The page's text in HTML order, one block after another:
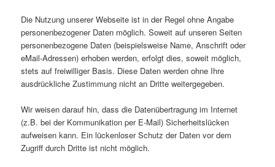
Die Nutzung unserer Webseite ist in der Regel ohne Angabe
personenbezogener Daten möglich. Soweit auf unseren Seiten
personenbezogene Daten (beispielsweise Name, Anschrift oder
eMail-Adressen) erhoben werden, erfolgt dies, soweit möglich,
stets auf freiwilliger Basis. Diese Daten werden ohne Ihre
ausdrückliche Zustimmung nicht an Dritte weitergegeben.
Wir weisen darauf hin, dass die Datenübertragung im Internet
(z.B. bei der Kommunikation per E-Mail) Sicherheitslücken
aufweisen kann. Ein lückenloser Schutz der Daten vor dem
Zugriff durch Dritte ist nicht möglich.